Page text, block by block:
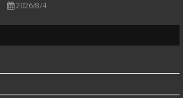
2026/8/4